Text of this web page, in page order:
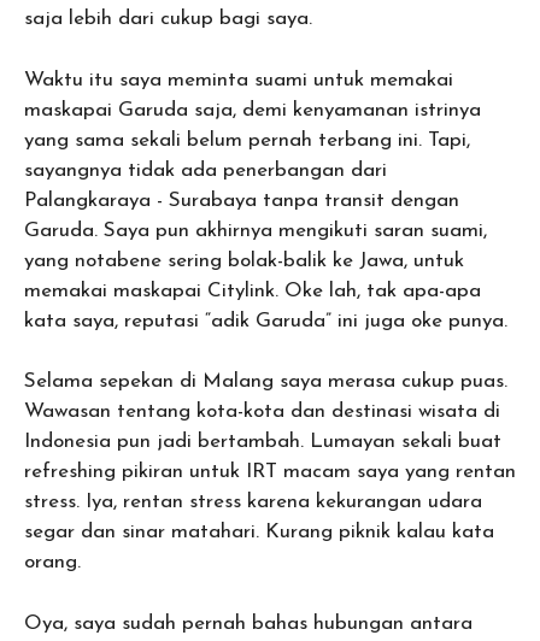
saja lebih dari cukup bagi saya.
Waktu itu saya meminta suami untuk memakai
maskapai Garuda saja, demi kenyamanan istrinya
yang sama sekali belum pernah terbang ini. Tapi,
sayangnya tidak ada penerbangan dari
Palangkaraya - Surabaya tanpa transit dengan
Garuda. Saya pun akhirnya mengikuti saran suami,
yang notabene sering bolak-balik ke Jawa, untuk
memakai maskapai Citylink. Oke lah, tak apa-apa
kata saya, reputasi “adik Garuda” ini juga oke punya.
Selama sepekan di Malang saya merasa cukup puas.
Wawasan tentang kota-kota dan destinasi wisata di
Indonesia pun jadi bertambah. Lumayan sekali buat
refreshing pikiran untuk IRT macam saya yang rentan
stress. Iya, rentan stress karena kekurangan udara
segar dan sinar matahari. Kurang piknik kalau kata
orang.
Oya, saya sudah pernah bahas hubungan antara